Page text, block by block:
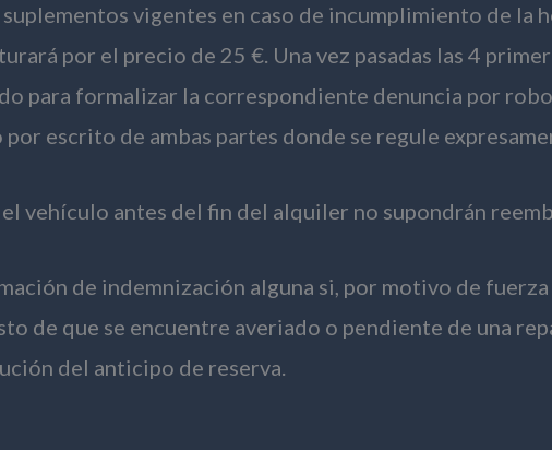
vigentes en caso de incumplimiento de la
por el precio de 25 €. Una vez pasadas las 4
para formalizar la correspondiente denuncia por
escrito de ambas partes donde se regule
vehículo antes del fin del alquiler no supondrán
de indemnización alguna si, por motivo de
de que se encuentre averiado o pendiente de una
del anticipo de reserva.